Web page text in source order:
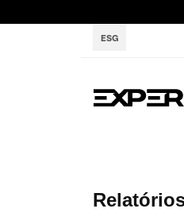
ESG